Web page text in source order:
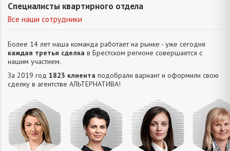
Специалисты квартирного отдела
Все наши сотрудники
Более 14 лет наша команда работает на рынке - уже сегодня
каждая третья сделка в Брестском регионе совершается с
нашим участием.
За 2019 год 1823 клиента подобрали вариант и оформили свою
сделку в агентстве АЛЬТЕРНАТИВA!